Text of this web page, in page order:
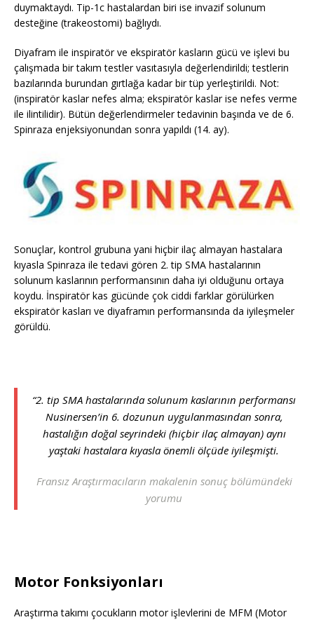
duymaktaydı. Tip-1c hastalardan biri ise invazif solunum
desteğine (trakeostomi) bağlıydı.
Diyafram ile inspiratör ve ekspiratör kasların gücü ve işlevi bu
çalışmada bir takım testler vasıtasıyla değerlendirildi; testlerin
bazılarında burundan gırtlağa kadar bir tüp yerleştirildi. Not:
(inspiratör kaslar nefes alma; ekspiratör kaslar ise nefes verme
ile ilintilidir). Bütün değerlendirmeler tedavinin başında ve de 6.
Spinraza enjeksiyonundan sonra yapıldı (14. ay).
Sonuçlar, kontrol grubuna yani hiçbir ilaç almayan hastalara
kıyasla Spinraza ile tedavi gören 2. tip SMA hastalarının
solunum kaslarının performansının daha iyi olduğunu ortaya
koydu. İnspiratör kas gücünde çok ciddi farklar görülürken
ekspiratör kasları ve diyaframın performansında da iyileşmeler
görüldü.
“2. tip SMA hastalarında solunum kaslarının performansı
Nusinersen’in 6. dozunun uygulanmasından sonra,
hastalığın doğal seyrindeki (hiçbir ilaç almayan) aynı
yaştaki hastalara kıyasla önemli ölçüde iyileşmişti.
Fransız Araştırmacıların makalenin sonuç bölümündeki
yorumu
Motor Fonksiyonları
Araştırma takımı çocukların motor işlevlerini de MFM (Motor